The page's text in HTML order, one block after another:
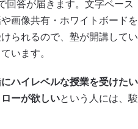
回答が届きます。文字ベース
画像共有・ホワイトボードを
られるので、塾が開講してい
います。
ハイレベルな授業を受けたい
ーが欲しいという人には、駿